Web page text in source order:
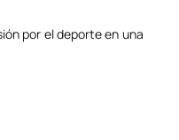
por el deporte en una